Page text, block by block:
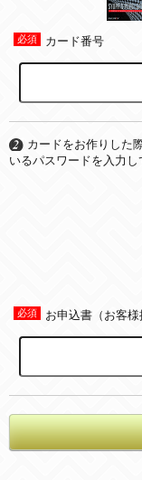
カード番号
カードをお作りした
いるパスワードを入力し
お申込書（お客